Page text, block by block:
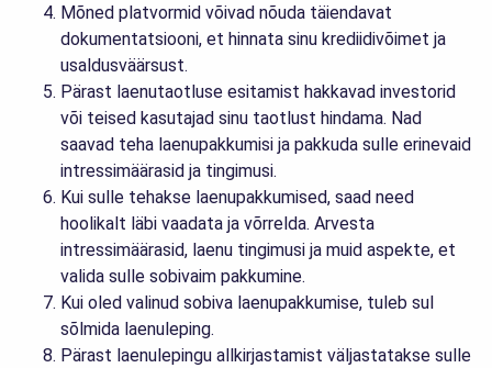
Mõned platvormid võivad nõuda täiendavat
dokumentatsiooni, et hinnata sinu krediidivõimet ja
usaldusväärsust.
Pärast laenutaotluse esitamist hakkavad investorid
või teised kasutajad sinu taotlust hindama. Nad
saavad teha laenupakkumisi ja pakkuda sulle erinevaid
intressimäärasid ja tingimusi.
Kui sulle tehakse laenupakkumised, saad need
hoolikalt läbi vaadata ja võrrelda. Arvesta
intressimäärasid, laenu tingimusi ja muid aspekte, et
valida sulle sobivaim pakkumine.
Kui oled valinud sobiva laenupakkumise, tuleb sul
sõlmida laenuleping.
Pärast laenulepingu allkirjastamist väljastatakse sulle